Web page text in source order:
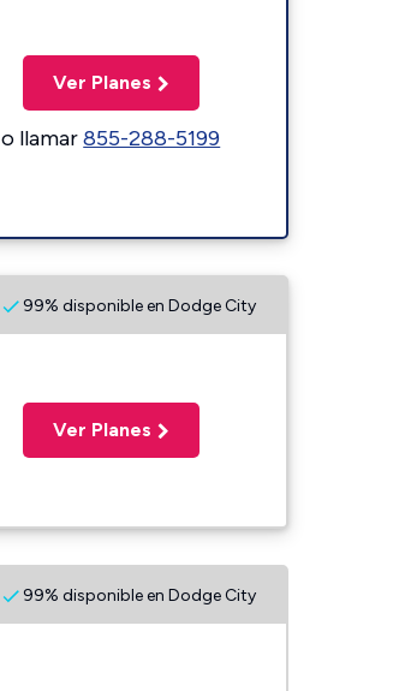
Ver Planes
o llamar855-288-5199
99% disponible en Dodge City
Ver Planes
99% disponible en Dodge City